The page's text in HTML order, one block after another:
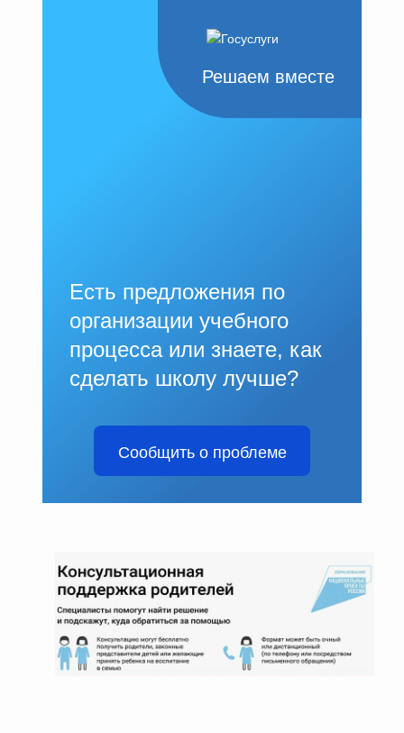
Решаем вместе
Есть предложения по
организации учебного
процесса или знаете, как
сделать школу лучше?
Сообщить о проблеме